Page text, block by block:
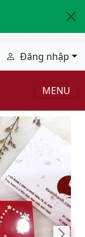
Đăng nhập
MENU